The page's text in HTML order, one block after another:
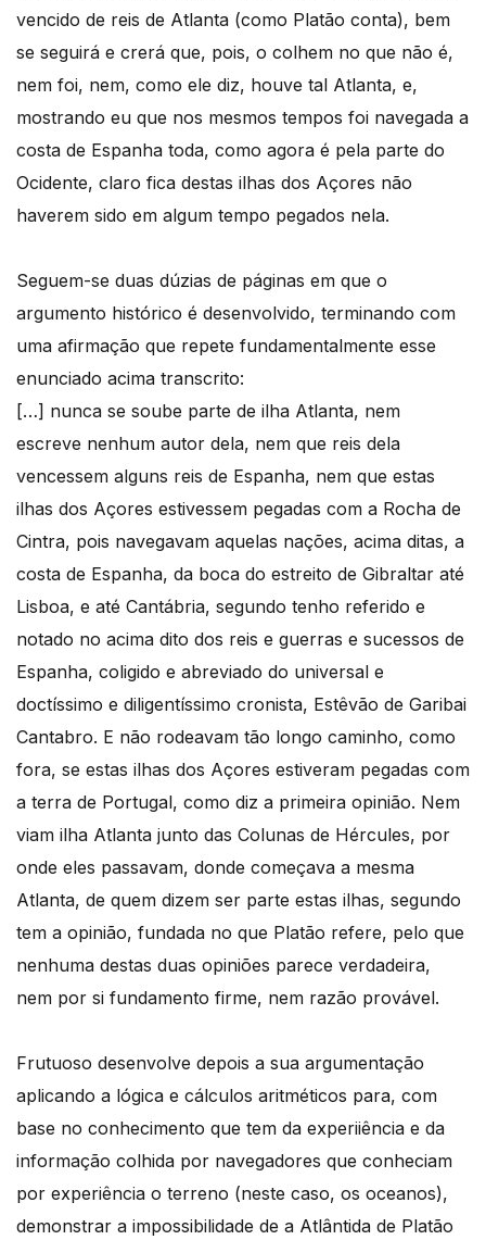
vencido de reis de Atlanta (como Platão conta), bem
se seguirá e crerá que, pois, o colhem no que não é,
nem foi, nem, como ele diz, houve tal Atlanta, e,
mostrando eu que nos mesmos tempos foi navegada a
costa de Espanha toda, como agora é pela parte do
Ocidente, claro fica destas ilhas dos Açores não
haverem sido em algum tempo pegados nela.
Seguem-se duas dúzias de páginas em que o
argumento histórico é desenvolvido, terminando com
uma afirmação que repete fundamentalmente esse
enunciado acima transcrito:
[…] nunca se soube parte de ilha Atlanta, nem
escreve nenhum autor dela, nem que reis dela
vencessem alguns reis de Espanha, nem que estas
ilhas dos Açores estivessem pegadas com a Rocha de
Cintra, pois navegavam aquelas nações, acima ditas, a
costa de Espanha, da boca do estreito de Gibraltar até
Lisboa, e até Cantábria, segundo tenho referido e
notado no acima dito dos reis e guerras e sucessos de
Espanha, coligido e abreviado do universal e
doctíssimo e diligentíssimo cronista, Estêvão de Garibai
Cantabro. E não rodeavam tão longo caminho, como
fora, se estas ilhas dos Açores estiveram pegadas com
a terra de Portugal, como diz a primeira opinião. Nem
viam ilha Atlanta junto das Colunas de Hércules, por
onde eles passavam, donde começava a mesma
Atlanta, de quem dizem ser parte estas ilhas, segundo
tem a opinião, fundada no que Platão refere, pelo que
nenhuma destas duas opiniões parece verdadeira,
nem por si fundamento firme, nem razão provável.
Frutuoso desenvolve depois a sua argumentação
aplicando a lógica e cálculos aritméticos para, com
base no conhecimento que tem da experiiência e da
informação colhida por navegadores que conheciam
por experiência o terreno (neste caso, os oceanos),
demonstrar a impossibilidade de a Atlântida de Platão